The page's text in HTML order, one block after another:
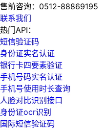
售前咨询： 0512-88869195
联系我们
热门API：
短信验证码
身份证实名认证
银行卡四要素验证
手机号码实名认证
手机号使用时长查询
人脸对比识别接口
身份证ocr识别
国际短信验证码